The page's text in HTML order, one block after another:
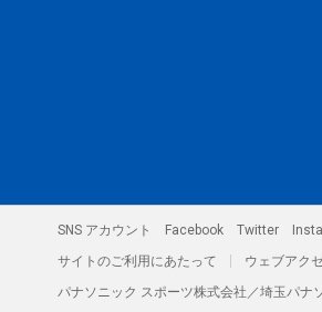
SNS アカウント Facebook Twitter
サイトのご利用にあたって
ウェブアク
パナソニック スポーツ株式会社／埼玉パナ